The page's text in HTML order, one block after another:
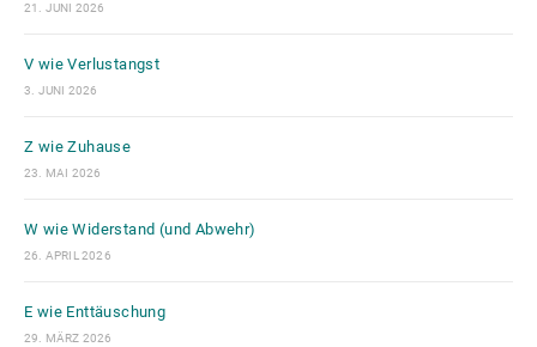
21. JUNI 2026
V wie Verlustangst
3. JUNI 2026
Z wie Zuhause
23. MAI 2026
W wie Widerstand (und Abwehr)
26. APRIL 2026
E wie Enttäuschung
29. MÄRZ 2026